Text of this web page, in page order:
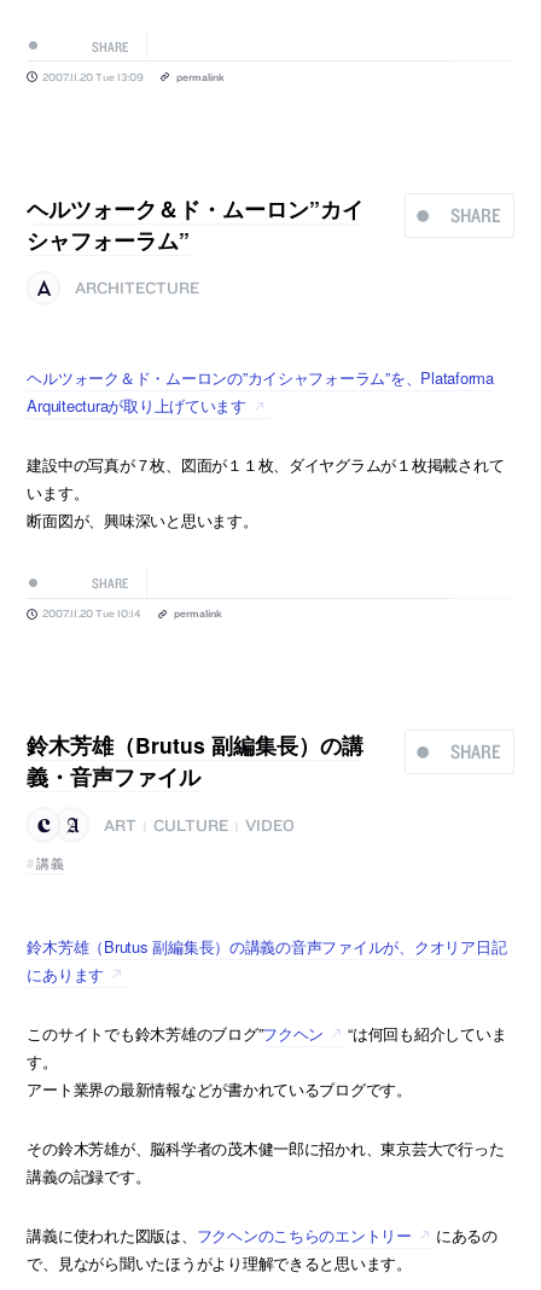
SHARE
2007.11.20 Tue 13:09 permalink
SHARE
ヘルツォーク＆ド・ムーロン”カイ
シャフォーラム”
ARCHITECTURE
ヘルツォーク＆ド・ムーロンの”カイシャフォーラム”を、Plataforma
Arquitecturaが取り上げています
建設中の写真が７枚、図面が１１枚、ダイヤグラムが１枚掲載されて
います。
断面図が、興味深いと思います。
SHARE
2007.11.20 Tue 10:14 permalink
SHARE
鈴木芳雄（Brutus 副編集長）の講
義・音声ファイル
ART CULTURE
VIDEO
講義
鈴木芳雄（Brutus 副編集長）の講義の音声ファイルが、クオリア日記
にあります
このサイトでも鈴木芳雄のブログ”フクヘン
“は何回も紹介していま
す。
アート業界の最新情報などが書かれているブログです。
その鈴木芳雄が、脳科学者の茂木健一郎に招かれ、東京芸大で行った
講義の記録です。
講義に使われた図版は、 フクヘンのこちらのエントリー
にあるの
で、見ながら聞いたほうがより理解できると思います。